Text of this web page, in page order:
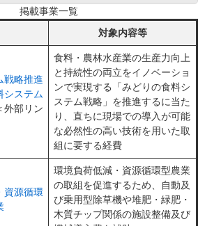
掲載事業一覧
対象内容等
戦略推進
システム
外部リン
食料・農林水産業の生産力向上
と持続性の両立をイノベーショ
ンで実現する「みどりの食料シ
ステム戦略」を推進するに当た
り、直ちに現場での導入が可能
な必然性の高い技術を用いた取
組に要する経費
資源循環
環境負荷低減・資源循環型農業
の取組を促進するため、自動及
び乗用型除草機や堆肥・緑肥・
木質チップ関係の施設整備及び